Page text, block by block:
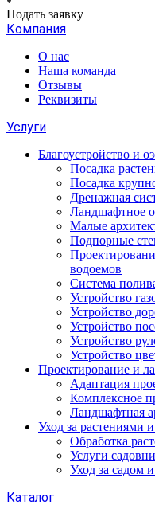
Подать заявку
Компания
О нас
Наша команда
Отзывы
Реквизиты
Услуги
Благоустройство и
Посадка
Посадка
Дренажная
Ландшафтное
Малые
Подпорные
водоемов
Система
Устройство
Устройство
Устройство
Устройство
Устройство
Проектирование и
Адаптация
Комплексное
Ландшафтная
Уход за растениями
Обработка
Услуги
Уход за садом
Каталог